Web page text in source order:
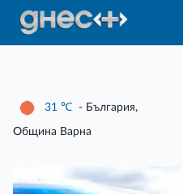
31 ℃ - България,
Община Варна